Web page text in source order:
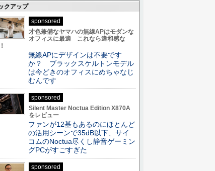
クアップ
sponsored
才色兼備なヤマハの無線APはモダンな
オフィスに最適 これなら違和感な
無線APにデザインは不要です
か？ ブラックスケルトンモデル
は今どきのオフィスにめちゃなじ
むんです
sponsored
Silent Master Noctua Edition X870A
をレビュー
ファンが12基もあるのにほとんど
の活用シーンで35dB以下、サイ
コムのNoctua尽くし静音ゲーミン
グPCがすごすぎた
sponsored